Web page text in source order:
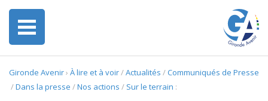
Gironde Avenir› À lire et à voir/Actualités /Communiqués de Presse
/Dans la presse /Nos actions / Sur le terrain :